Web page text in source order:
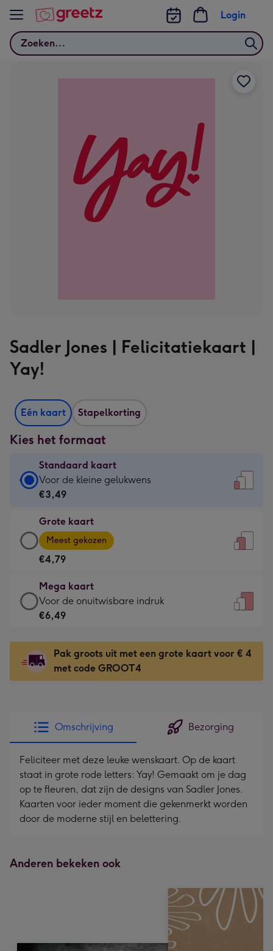
Bekijk meer
Zoeken
Login
Sadler Jones | Felicitatiekaart |
Yay!
Eén kaart Stapelkorting
Kies het formaat
Standaard kaart
Standaard
kaart
€3,49
-
Voor
kleine
gelukwens
-
120
x
160
mm
Voor de kleine gelukwens
€3,49
Grote kaart
Grote
kaart
-
€4,79
-
Meest
gekozen
Dimensions:
167
x
Meest gekozen
€4,79
Mega kaart
Mega
kaart
€6,49
-
Voor
-
Dimensions:
241
x
333
mm
Voor de onuitwisbare indruk
€6,49
Pak groots uit met een grote kaart voor € 4
met code GROOT4
Omschrijving Bezorging
Feliciteer met deze leuke wenskaart. Op de kaart
staat in grote rode letters: Yay! Gemaakt om je dag
op te fleuren, dat zijn de designs van Sadler Jones.
Kaarten voor ieder moment die gekenmerkt worden
door de moderne stijl en belettering.
Anderen bekeken ook